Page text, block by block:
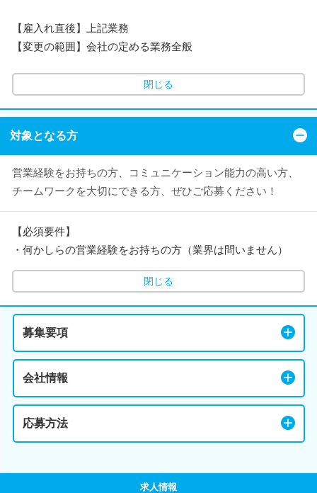
【雇入れ直後】上記業務
【変更の範囲】会社の定める業務全般
閉じる
対象となる方
営業経験をお持ちの方、コミュニケーション能力の高い方、
チームワークを大切にできる方、ぜひご応募ください！
【必須要件】
・何かしらの営業経験をお持ちの方（業界は問いません）
閉じる
募集要項
会社情報
応募方法
求人情報